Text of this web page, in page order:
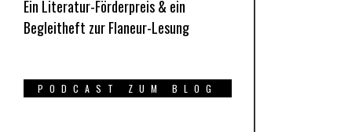
Ein Literatur-Förderpreis & ein
Begleitheft zur Flaneur-Lesung
PODCAST ZUM BLOG